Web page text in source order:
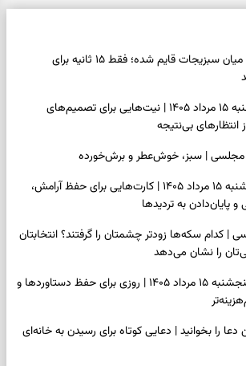
بازی فکری | تکه پیتزا میان سبزیجات قایم شده؛ فقط ۱۵ ثانیه برای
فال ابجد امروز پنجشنبه ۱۵ مرداد ۱۴۰۵ | نیت‌هایی برای تصمیم‌های
بی‌نتیجه
مجلسی | سبز، خوش‌عطر و برش‌خورده
فال تاروت امروز پنجشنبه ۱۵ مرداد ۱۴۰۵ | کارت‌هایی برای حفظ آرامش،
به تردیدها
سکه‌ها زودتر چشمتان را گرفتند؟ انتخابتان
را نشان می‌دهد
فال سرنوشت امروز پنجشنبه ۱۵ مرداد ۱۴۰۵ | روزی برای حفظ دستاوردها و
دعا را بخوانید | دعایی کوتاه برای رسیدن به خانه‌ای